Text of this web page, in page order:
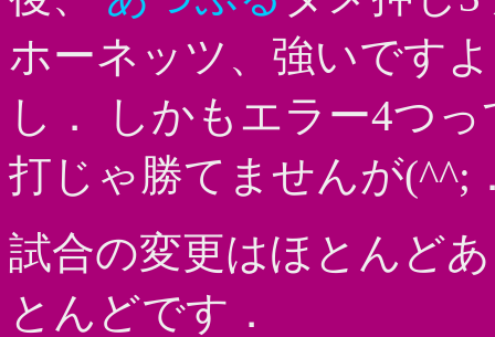
ホーネッツ、強いです
し． しかもエラー4つ
打じゃ勝てませんが(^^;
試合の変更はほとんど
とんどです．